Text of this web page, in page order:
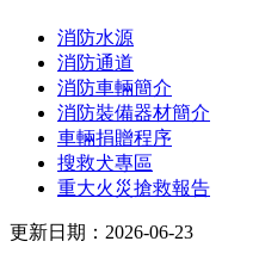
消防水源
消防通道
消防車輛簡介
消防裝備器材簡介
車輛捐贈程序
搜救犬專區
重大火災搶救報告
更新日期：2026-06-23